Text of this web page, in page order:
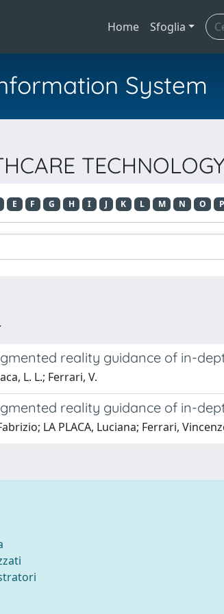
Home Sfoglia
System
E F G H I J K L M N O P
reality guidance of in-
L. L.; Ferrari, V.
reality guidance of in-
LA PLACA, Luciana; Ferrari,